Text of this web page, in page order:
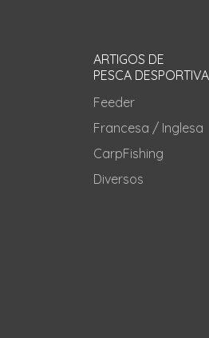
ARTIGOS DE
PESCA DESPORTIVA
Feeder
Francesa / Inglesa
CarpFishing
Diversos